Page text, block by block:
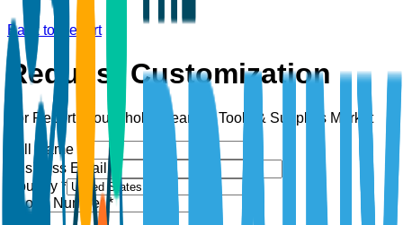
Back to Report
Request Customization
For Report: Household Cleaning Tools & Supplies Market
Full Name *
Business Email *
Country *
Phone Number *